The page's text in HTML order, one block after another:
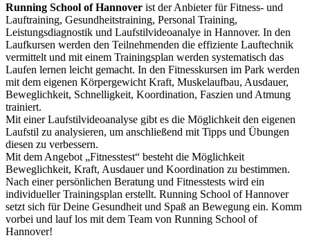
Running School of Hannover ist der Anbieter für Fitness- und
Lauftraining, Gesundheitstraining, Personal Training,
Leistungsdiagnostik und Laufstilvideoanalye in Hannover. In den
Laufkursen werden den Teilnehmenden die effiziente Lauftechnik
vermittelt und mit einem Trainingsplan werden systematisch das
Laufen lernen leicht gemacht. In den Fitnesskursen im Park werden
mit dem eigenen Körpergewicht Kraft, Muskelaufbau, Ausdauer,
Beweglichkeit, Schnelligkeit, Koordination, Faszien und Atmung
trainiert.
Mit einer Laufstilvideoanalyse gibt es die Möglichkeit den eigenen
Laufstil zu analysieren, um anschließend mit Tipps und Übungen
diesen zu verbessern.
Mit dem Angebot „Fitnesstest“ besteht die Möglichkeit
Beweglichkeit, Kraft, Ausdauer und Koordination zu bestimmen.
Nach einer persönlichen Beratung und Fitnesstests wird ein
individueller Trainingsplan erstellt. Running School of Hannover
setzt sich für Deine Gesundheit und Spaß an Bewegung ein. Komm
vorbei und lauf los mit dem Team von Running School of
Hannover!